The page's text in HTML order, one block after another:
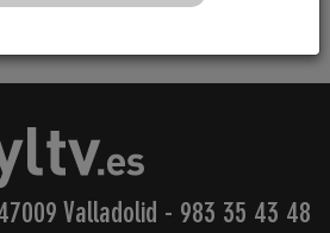
Valladolid - 983 35 43 48